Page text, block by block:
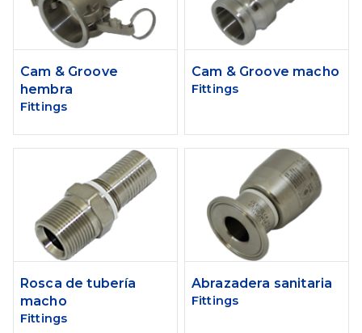
Cam & Groove
hembra
Fittings
Cam & Groove macho
Fittings
Rosca de tubería
macho
Fittings
Abrazadera sanitaria
Fittings